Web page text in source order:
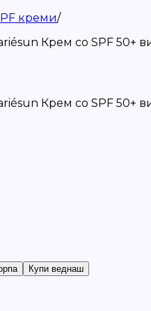
креми/
Крем со SPF 50+
Крем со SPF 50+
Купи веднаш